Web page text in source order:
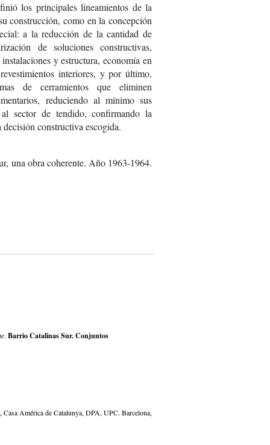
los principales lineamientos de la
construcción, como en la concepción
a la reducción de la cantidad de
de soluciones constructivas,
y estructura, economía en
interiores, y por último,
de cerramientos que eliminen
reduciendo al mínimo sus
sector de tendido, confirmando la
constructiva escogida.
una obra coherente. Año 1963-1964.
. Barrio Catalinas Sur. Conjuntos
América de Catalunya, DPA, UPC. Barcelona,